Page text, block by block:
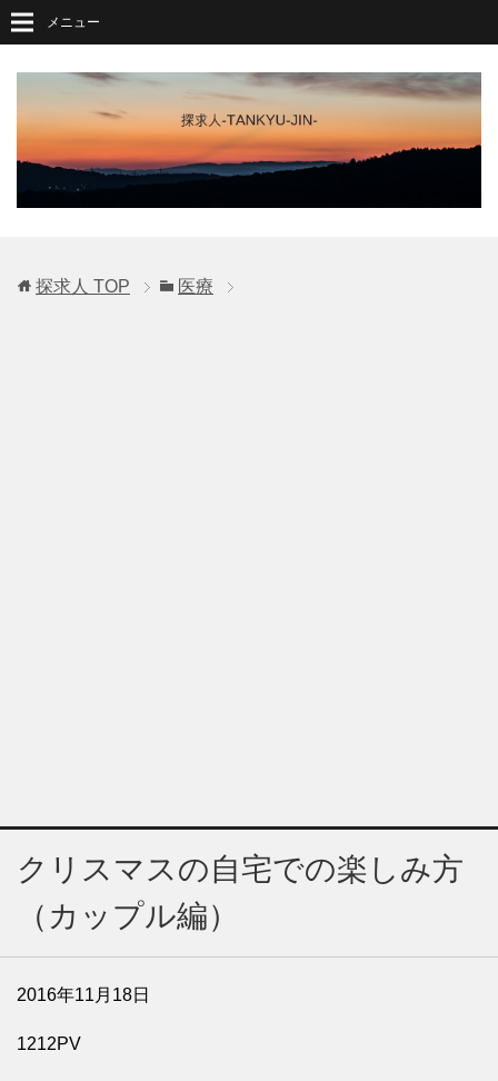
メニュー
探求人 TOP 医療
クリスマスの自宅での楽しみ方
（カップル編）
2016年11月18日
1212PV